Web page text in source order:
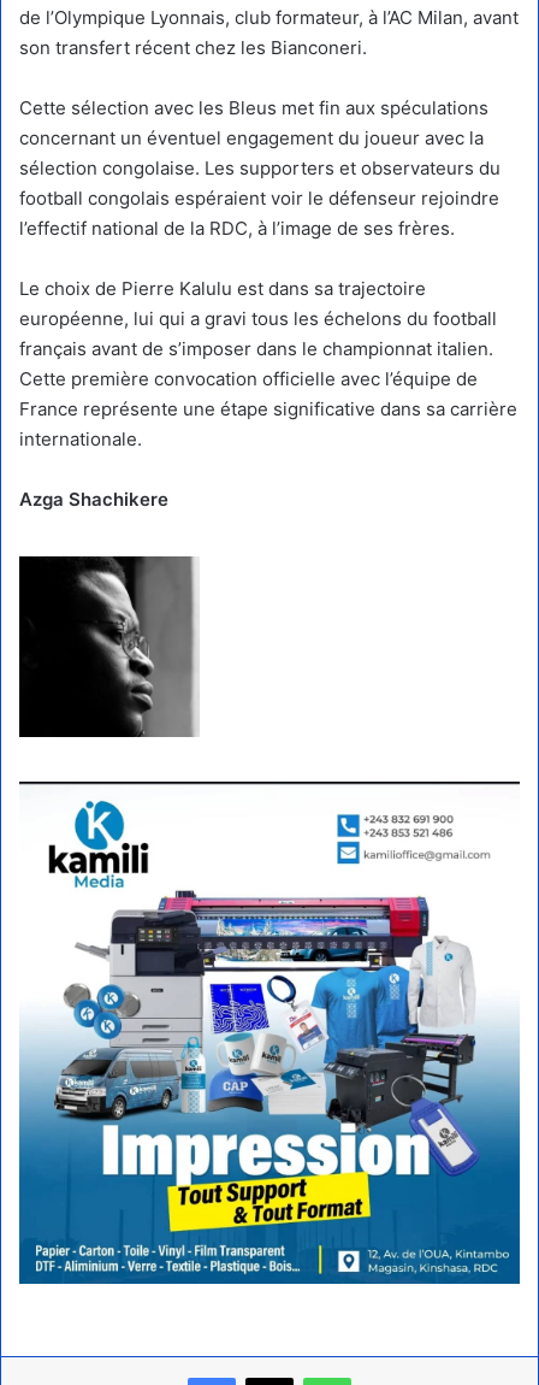
de l’Olympique Lyonnais, club formateur, à l’AC Milan, avant
son transfert récent chez les Bianconeri.
Cette sélection avec les Bleus met fin aux spéculations
concernant un éventuel engagement du joueur avec la
sélection congolaise. Les supporters et observateurs du
football congolais espéraient voir le défenseur rejoindre
l’effectif national de la RDC, à l’image de ses frères.
Le choix de Pierre Kalulu est dans sa trajectoire
européenne, lui qui a gravi tous les échelons du football
français avant de s’imposer dans le championnat italien.
Cette première convocation officielle avec l’équipe de
France représente une étape significative dans sa carrière
internationale.
Azga Shachikere
Facebook
X WhatsApp